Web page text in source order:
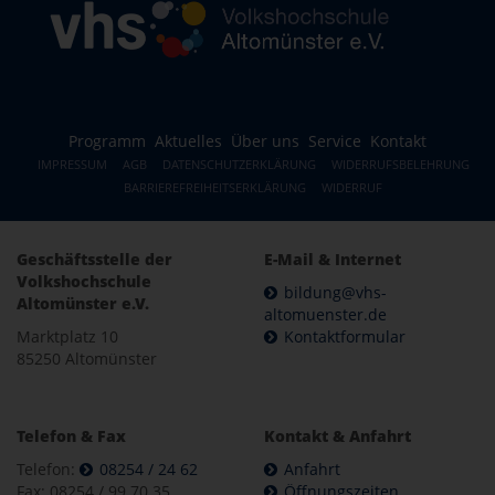
Programm Aktuelles Über uns Service Kontakt
IMPRESSUM AGB DATENSCHUTZERKLÄRUNG
WIDERRUFSBELEHRUNG
BARRIEREFREIHEITSERKLÄRUNG
WIDERRUF
Geschäftsstelle der
Volkshochschule
Altomünster e.V.
Marktplatz 10
85250 Altomünster
E-Mail & Internet
bildung@vhs-
altomuenster.de
Kontaktformular
Telefon & Fax
Telefon:
08254 / 24 62
Kontakt & Anfahrt
Anfahrt